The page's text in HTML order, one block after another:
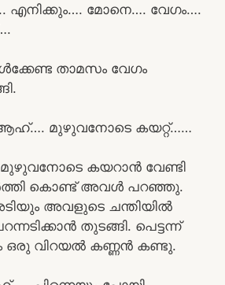
മോനെ…. വേഗം….
താമസം വേഗം
മുഴുവനോടെ കയറ്റ്……
കയറാൻ വേണ്ടി
കൊണ്ട് അവൾ പറഞ്ഞു.
അവളുടെ ചന്തിയിൽ
തുടങ്ങി. പെട്ടന്ന്
ഒരു വിറയൽ കണ്ണൻ കണ്ടു.